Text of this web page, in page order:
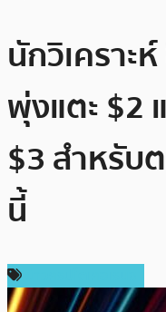
นักวิเคราะ
พุ่งแตะ $2
$3 สำหรับ
นี้